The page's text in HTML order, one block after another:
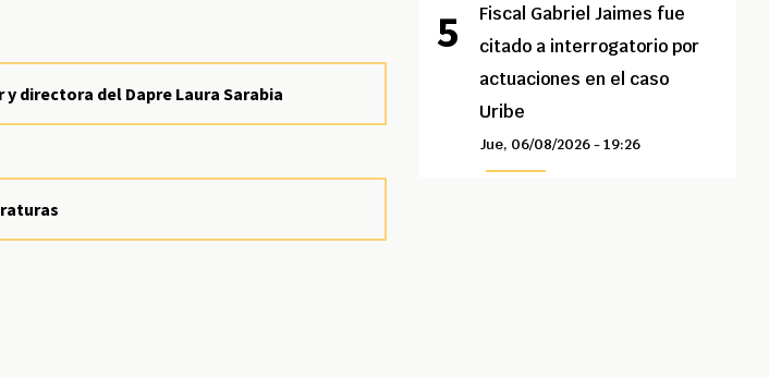
directora del Dapre Laura Sarabia
Fiscal Gabriel Jaimes fue
citado a interrogatorio por
actuaciones en el caso
Uribe
Jue, 06/08/2026 - 19:26